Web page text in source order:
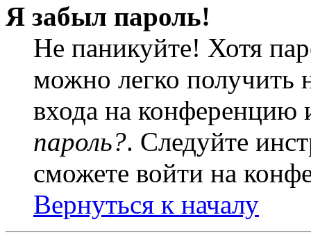
Я забыл пароль!
Не паникуйте! Хотя
можно легко получить
входа на
пароль?. Следуйте
сможете войти на
Вернуться к началу